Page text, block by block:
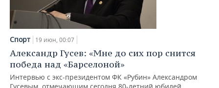
Спорт 19 июн, 00:07
Александр Гусев: «Мне до сих пор снится
победа над «Барселоной»
Интервью с экс-президентом ФК «Рубин» Александром